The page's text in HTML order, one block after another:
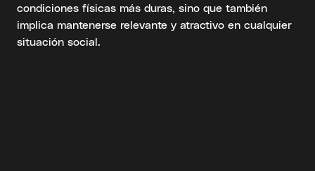
condiciones físicas más duras, sino que también
implica mantenerse relevante y atractivo en cualquier
situación social.